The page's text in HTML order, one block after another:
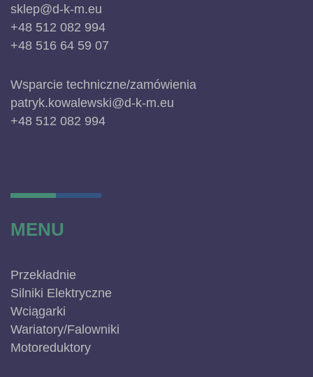
sklep@d-k-m.eu
+48 512 082 994
+48 516 64 59 07
Wsparcie techniczne/zamówienia
patryk.kowalewski@d-k-m.eu
+48 512 082 994
MENU
Przekładnie
Silniki Elektryczne
Wciągarki
Wariatory/Falowniki
Motoreduktory